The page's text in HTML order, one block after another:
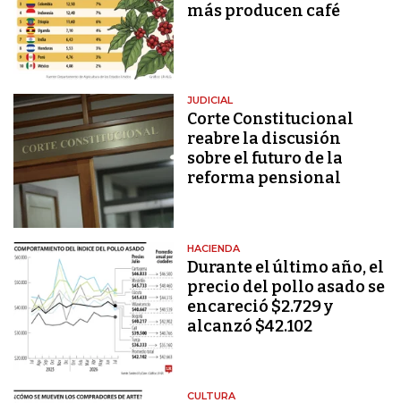
más producen café
JUDICIAL
Corte Constitucional
reabre la discusión
sobre el futuro de la
reforma pensional
HACIENDA
Durante el último año, el
precio del pollo asado se
encareció $2.729 y
alcanzó $42.102
CULTURA